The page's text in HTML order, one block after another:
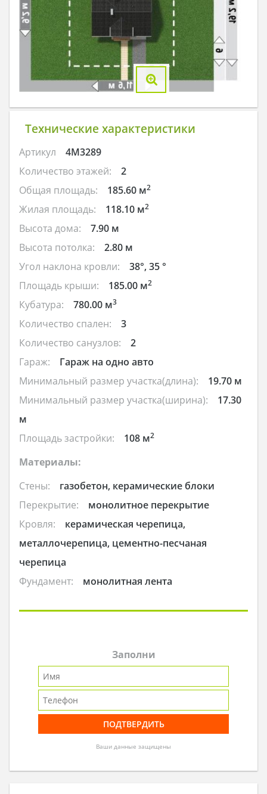
Технические характеристики
Артикул
4M3289
Количество этажей:
2
Общая площадь:
185.60 м2
Жилая площадь: 118.10 м2
Высота дома:
7.90 м
Высота потолка:
2.80 м
Угол наклона кровли:
38°, 35 °
Площадь крыши:
185.00 м2
Кубатура: 780.00 м3
Количество спален:
3
Количество санузлов:
2
Гараж:
Гараж на одно авто
Минимальный размер участка(длина):
19.70 м
Минимальный размер участка(ширина):
17.30
м
Площадь застройки:
108 м2
Материалы:
Стены:
газобетон, керамические блоки
Перекрытие:
монолитное перекрытие
Кровля:
керамическая черепица,
металлочерепица, цементно-песчаная
черепица
Фундамент:
монолитная лента
Заполни
Ваши данные защищены